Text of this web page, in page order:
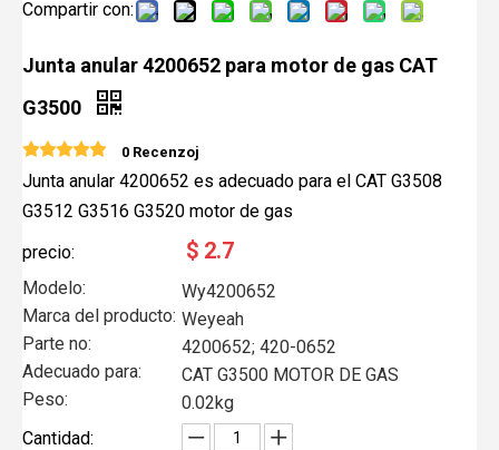
Compartir con:
Junta anular 4200652 para motor de gas CAT
G3500
0 Recenzoj
Junta anular 4200652 es adecuado para el CAT G3508
G3512 G3516 G3520 motor de gas
precio:
$ 2.7
Modelo:
Wy4200652
Marca del producto: Weyeah
Parte no:
4200652; 420-0652
Adecuado para:
CAT G3500 MOTOR DE GAS
Peso:
0.02kg
Cantidad: